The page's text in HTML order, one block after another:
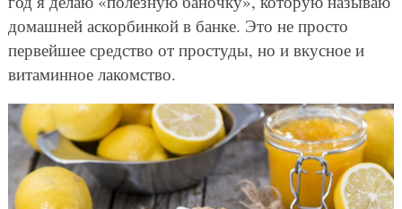
домашней аскорбинкой в банке. Это не просто
первейшее средство от простуды, но и вкусное и
витаминное лакомство.